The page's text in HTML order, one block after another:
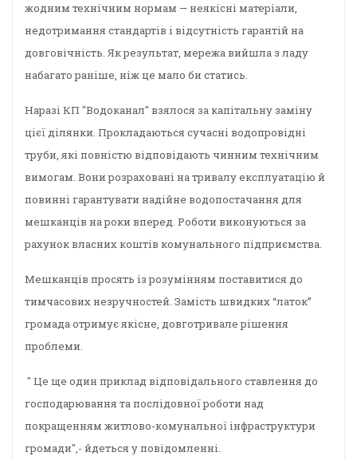
жодним технічним нормам — неякісні матеріали,
недотримання стандартів і відсутність гарантій на
довговічність. Як результат, мережа вийшла з ладу
набагато раніше, ніж це мало би статись.
Наразі КП "Водоканал" взялося за капітальну заміну
цієї ділянки. Прокладаються сучасні водопровідні
труби, які повністю відповідають чинним технічним
вимогам. Вони розраховані на тривалу експлуатацію й
повинні гарантувати надійне водопостачання для
мешканців на роки вперед. Роботи виконуються за
рахунок власних коштів комунального підприємства.
Мешканців просять із розумінням поставитися до
тимчасових незручностей. Замість швидких “латок”
громада отримує якісне, довготривале рішення
проблеми.
" Це ще один приклад відповідального ставлення до
господарювання та послідовної роботи над
покращенням житлово-комунальної інфраструктури
громади",- йдеться у повідомленні.